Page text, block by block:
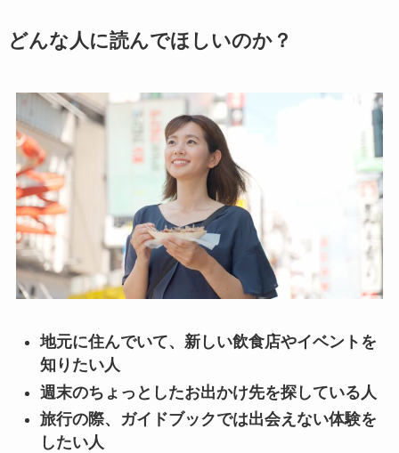
どんな人に読んでほしいのか？
地元に住んでいて、新しい飲食店やイベントを
知りたい人
週末のちょっとしたお出かけ先を探している人
旅行の際、ガイドブックでは出会えない体験を
したい人